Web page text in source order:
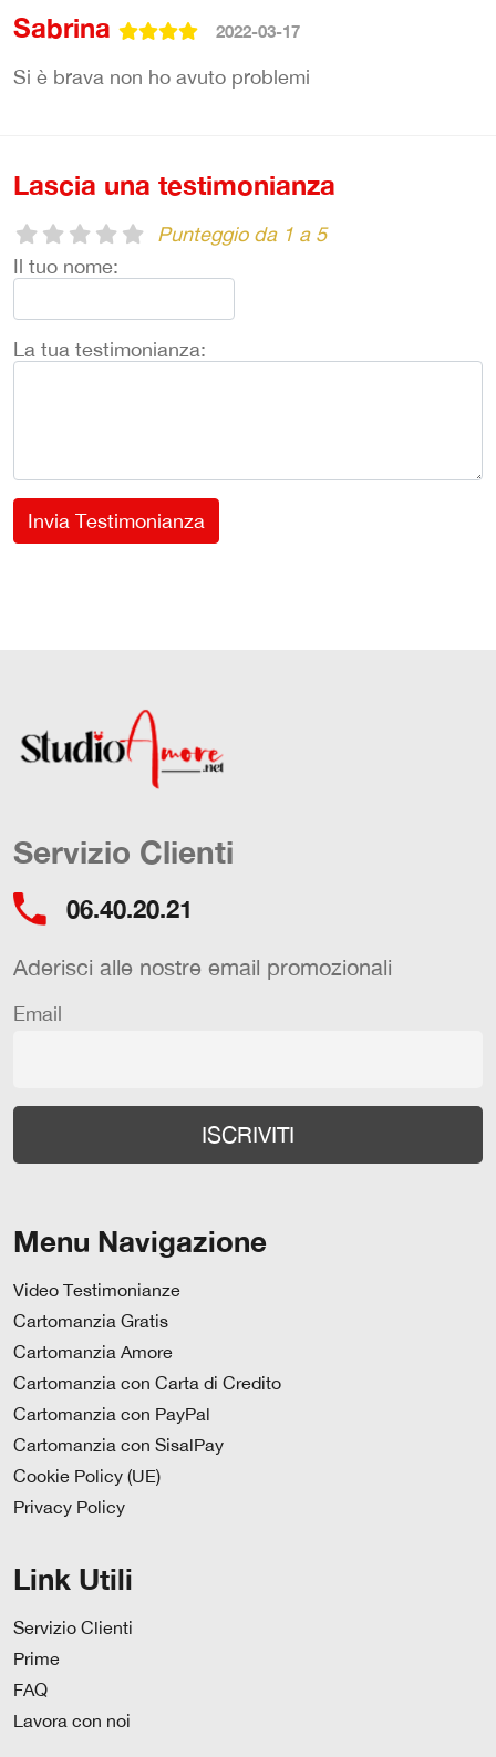
Sabrina 2022-03-17
Si è brava non ho avuto problemi
Lascia una testimonianza
Punteggio da 1 a 5
Il tuo nome:
La tua testimonianza:
Invia Testimonianza
Servizio Clienti
06.40.20.21
Aderisci alle nostre email promozionali
Email
Menu Navigazione
Video Testimonianze
Cartomanzia Gratis
Cartomanzia Amore
Cartomanzia con Carta di Credito
Cartomanzia con PayPal
Cartomanzia con SisalPay
Cookie Policy (UE)
Privacy Policy
Link Utili
Servizio Clienti
Prime
FAQ
Lavora con noi